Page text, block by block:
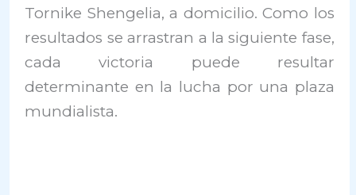
Tornike Shengelia, a domicilio. Como los
resultados se arrastran a la siguiente fase,
cada victoria puede resultar
determinante en la lucha por una plaza
mundialista.